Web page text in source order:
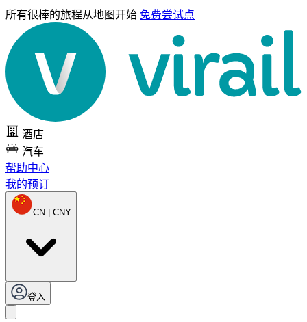
所有很棒的旅程从地图开始 免费尝试点
酒店
汽车
帮助中心
我的预订
CN | CNY
登入